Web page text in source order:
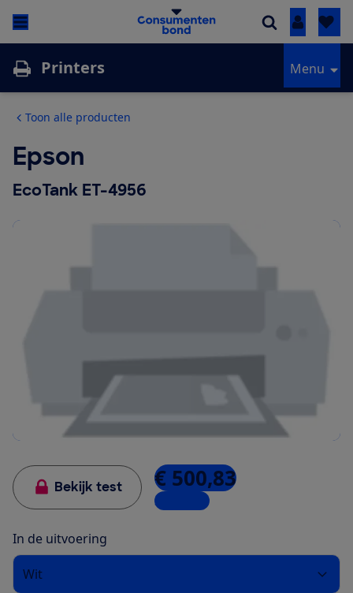
Inloggen
Printers Menu
Toon alle producten
Epson
EcoTank ET-4956
Bekijk test € 500,83
3 winkels
In de uitvoering
Wit